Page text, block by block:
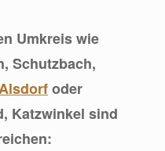
Umkreis wie
Schutzbach,
oder
Katzwinkel sind